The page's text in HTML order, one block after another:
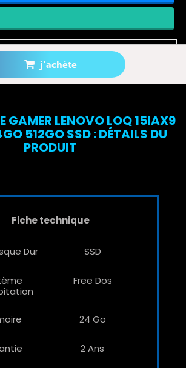
j'achète
lorsque le produit est disponible
GAMER LENOVO LOQ 15IAX9
512GO SSD : DÉTAILS DU
PRODUIT
Fiche technique
Dur SSD
Free Dos
24 Go
2 Ans